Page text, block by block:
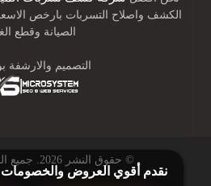
الكشف واصلاح التسربات بارخص
الصيانة وقطع
التصميم والارشفة
© حقوق النشر 2026. جميع الحقوق محفوظة.
نقدم أقوي العروض والخصومات